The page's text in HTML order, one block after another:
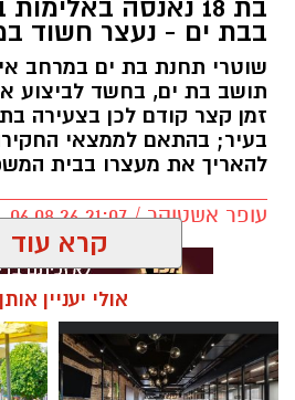
בת 18 נאנסה
בבת ים - נעצר חשוד
שוטרי תחנת בת ים במרחב
תושב בת ים, בחשד לביצוע
בעיר; בהתאם לממצאי
להאריך את מעצרו בבית
עופר אשטוקר / 21:07 06.08.26
תגים:אונס בבת ים
קרא עוד
אולי יעניין